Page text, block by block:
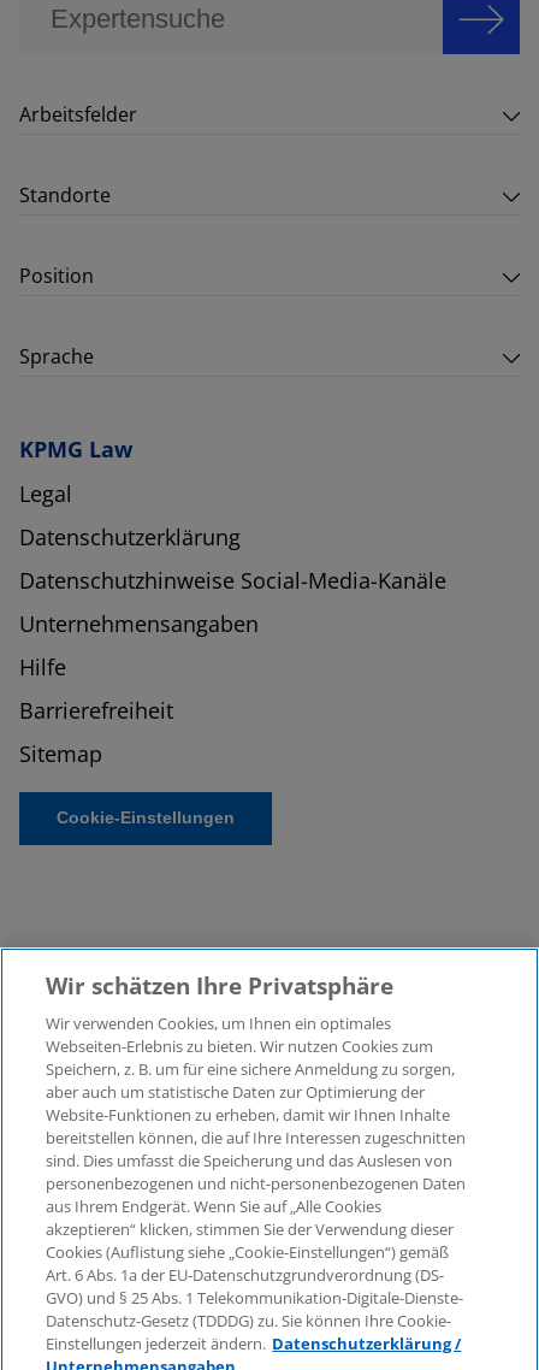
Arbeitsfelder
Standorte
Position
Sprache
KPMG Law
Legal
Datenschutzerklärung
Datenschutzhinweise Social-Media-Kanäle
Unternehmensangaben
Hilfe
Barrierefreiheit
Sitemap
Cookie-Einstellungen
©2026 KPMG Law Rechtsanwaltsgesellschaft mbH,
assoziiert mit der KPMG AG
Wirtschaftsprüfungsgesellschaft, einer
Aktiengesellschaft nach deutschem Recht und ein
Mitglied der globalen KPMG-Organisation
unabhängiger Mitgliedsfirmen, die KPMG International
Limited, einer Private English Company Limited by
Guarantee, angeschlossen sind. Alle Rechte
vorbehalten. Für weitere Einzelheiten über die Struktur
der globalen Organisation von KPMG besuchen Sie
bittehttps://home.kpmg/governance.
KPMG International erbringt keine Dienstleistungen für
Wir schätzen Ihre Privatsphäre
Wir verwenden Cookies, um Ihnen ein optimales
Webseiten-Erlebnis zu bieten. Wir nutzen Cookies zum
Speichern, z. B. um für eine sichere Anmeldung zu sorgen,
aber auch um statistische Daten zur Optimierung der
Website-Funktionen zu erheben, damit wir Ihnen Inhalte
bereitstellen können, die auf Ihre Interessen zugeschnitten
sind. Dies umfasst die Speicherung und das Auslesen von
personenbezogenen und nicht-personenbezogenen Daten
aus Ihrem Endgerät. Wenn Sie auf „Alle Cookies
akzeptieren“ klicken, stimmen Sie der Verwendung dieser
Cookies (Auflistung siehe „Cookie-Einstellungen“) gemäß
Art. 6 Abs. 1a der EU-Datenschutzgrundverordnung (DS-
GVO) und § 25 Abs. 1 Telekommunikation-Digitale-Dienste-
Datenschutz-Gesetz (TDDDG) zu. Sie können Ihre Cookie-
Einstellungen jederzeit ändern. Datenschutzerklärung /